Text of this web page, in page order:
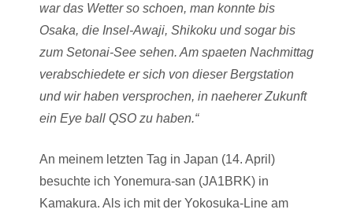
war das Wetter so schoen, man konnte bis
Osaka, die Insel-Awaji, Shikoku und sogar bis
zum Setonai-See sehen. Am spaeten Nachmittag
verabschiedete er sich von dieser Bergstation
und wir haben versprochen, in naeherer Zukunft
ein Eye ball QSO zu haben.“
An meinem letzten Tag in Japan (14. April)
besuchte ich Yonemura-san (JA1BRK) in
Kamakura. Als ich mit der Yokosuka-Line am